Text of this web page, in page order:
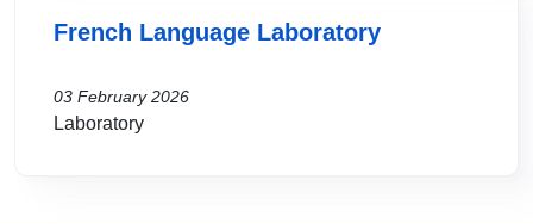
French Language Laboratory
03 February 2026
Laboratory